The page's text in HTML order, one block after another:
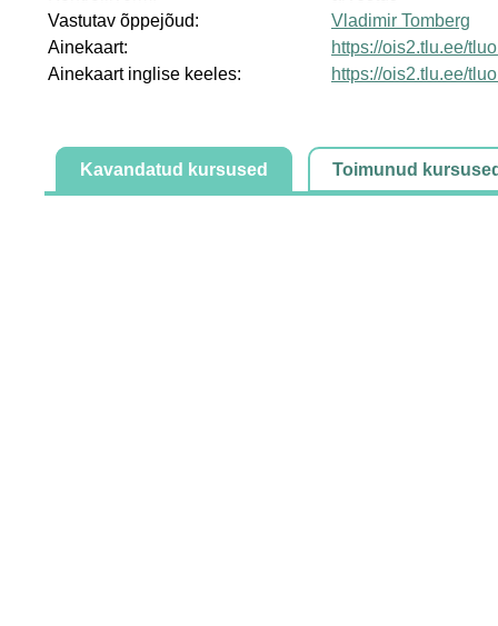
Vastutav õppejõud:
Vladimir Tomberg
Ainekaart:
https://ois2.tlu.ee/
Ainekaart inglise keeles:
https://ois2.tlu.ee/
Kavandatud kursused Toimunud